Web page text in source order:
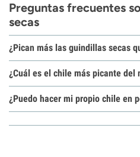
Preguntas frecuentes
secas
¿Pican más las guindillas secas
¿Cuál es el chile más picante del
¿Puedo hacer mi propio chile en